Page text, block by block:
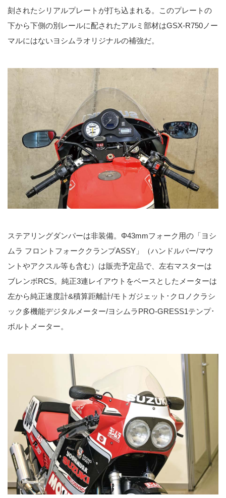
刻されたシリアルプレートが打ち込まれる。このプレートの
下から下側の別レールに配されたアルミ部材はGSX-R750ノー
マルにはないヨシムラオリジナルの補強だ。
ステアリングダンパーは非装備。Φ43mmフォーク用の「ヨシ
ムラ フロントフォーククランプASSY」（ハンドルバー/マウ
ントやアクスル等も含む）は販売予定品で、左右マスターは
ブレンボRCS。純正3連レイアウトをベースとしたメーターは
左から純正速度計&積算距離計/モトガジェット･クロノクラシ
ック多機能デジタルメーター/ヨシムラPRO-GRESS1テンプ･
ボルトメーター。